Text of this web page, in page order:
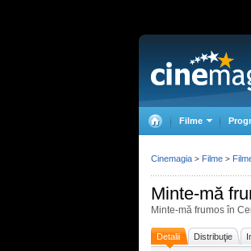
Filme
Minte-mă
Minte-mă frumos în
Detalii Distribuţie
Cinemagia > Filme >